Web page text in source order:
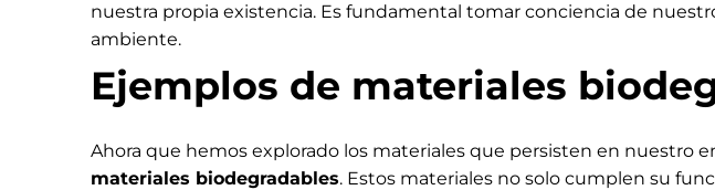
nuestra propia existencia. Es fundamental tomar conciencia de
ambiente.
Ejemplos de materiales
Ahora que hemos explorado los materiales que persisten en nuestro
materiales biodegradables. Estos materiales no solo cumplen su